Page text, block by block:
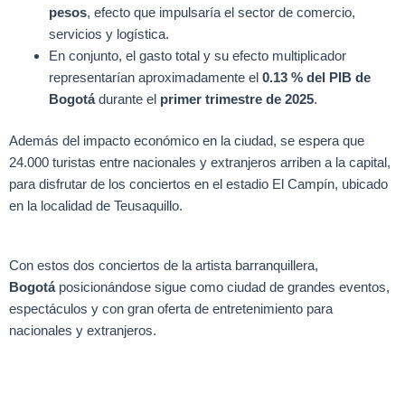
pesos, efecto que impulsaría el sector de comercio,
servicios y logística.
En conjunto, el gasto total y su efecto multiplicador
representarían aproximadamente el 0.13 % del PIB de
Bogotádurante el primer trimestre de 2025.
Además del impacto económico en la ciudad, se espera que
24.000 turistas entre nacionales y extranjeros arriben a la capital,
para disfrutar de los conciertos en el estadio El Campín, ubicado
en la localidad de Teusaquillo.
Con estos dos conciertos de la artista barranquillera,
Bogotá posicionándose sigue como ciudad de grandes eventos,
espectáculos y con gran oferta de entretenimiento para
nacionales y extranjeros.